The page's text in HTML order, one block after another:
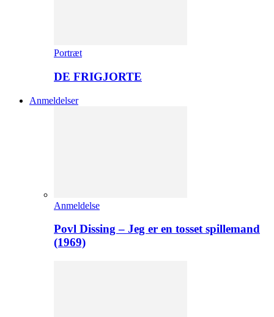
Portræt
DE FRIGJORTE
Anmeldelser
Anmeldelse
Povl Dissing – Jeg er en tosset spillemand
(1969)